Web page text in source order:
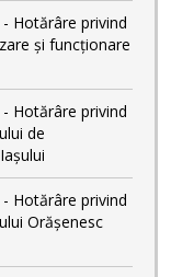
Hotărâre privind
și funcționare
Hotărâre privind
de
Hotărâre privind
Orășenesc